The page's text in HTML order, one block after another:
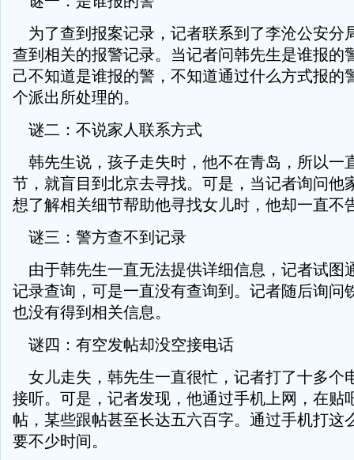
为了查到报案记录，记者联系到了李沧公安分
查到相关的报警记录。当记者问韩先生是谁报的
己不知道是谁报的警，不知道通过什么方式报的
个派出所处理的。
谜二：不说家人联系方式
韩先生说，孩子走失时，他不在青岛，所以一
节，就盲目到北京去寻找。可是，当记者询问他
想了解相关细节帮助他寻找女儿时，他却一直不
谜三：警方查不到记录
由于韩先生一直无法提供详细信息，记者试图
记录查询，可是一直没有查询到。记者随后询问
也没有得到相关信息。
谜四：有空发帖却没空接电话
女儿走失，韩先生一直很忙，记者打了十多个
接听。可是，记者发现，他通过手机上网，在贴
帖，某些跟帖甚至长达五六百字。通过手机打这
要不少时间。